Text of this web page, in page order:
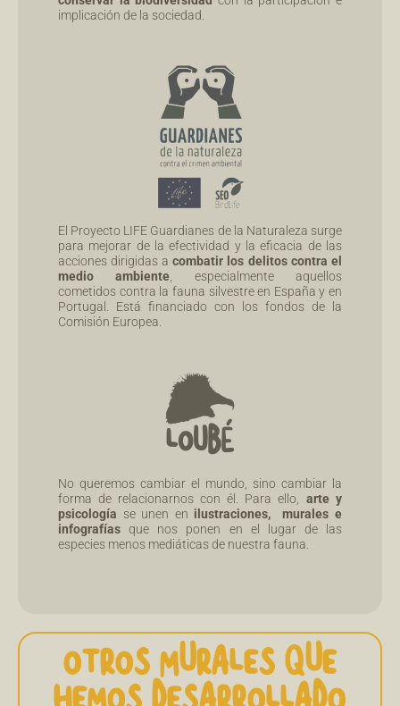
implicación de la sociedad.
El Proyecto LIFE Guardianes de la Naturaleza surge
para mejorar de la efectividad y la eficacia de las
acciones dirigidas a combatir los delitos contra el
medio ambiente , especialmente aquellos
cometidos contra la fauna silvestre en España y en
Portugal. Está financiado con los fondos de la
Comisión Europea.
No queremos cambiar el mundo, sino cambiar la
forma de relacionarnos con él. Para ello,
arte y
psicología se unen en ilustraciones, murales e
infografías que nos ponen en el lugar de las
especies menos mediáticas de nuestra fauna.
OTROS MURALES QUE